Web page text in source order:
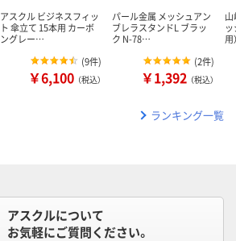
アスクル ビジネスフィッ
ト 傘立て 15本用 カーボ
ングレー…
(9件)
￥6,100 （税込）
パール金属 メッシュアン
ブレラスタンドL ブラッ
ク N-78…
(2件)
￥1,392 （税込）
用
ランキング一覧
アスクルについて
お気軽にご質問ください。